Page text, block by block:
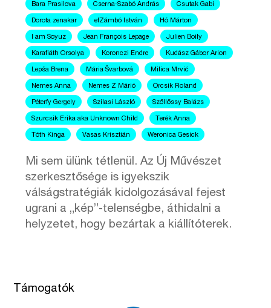
Bara Prasilova Cserna-Szabó András Csutak Gabi
Dorota zenakar efZámbó István Hó Márton
I am Soyuz Jean François Lepage Julien Boily
Karafiáth Orsolya Koronczi Endre Kudász Gábor Arion
Lepša Brena Mária Švarbová Milica Mrvić
Nemes Anna Nemes Z Márió Orcsik Roland
Péterfy Gergely Szilasi László Szőllőssy Balázs
Szurcsik Erika aka Unknown Child Terék Anna
Tóth Kinga Vasas Krisztián Weronica Gesick
Mi sem ülünk tétlenül. Az Új Művészet
szerkesztősége is igyekszik
válságstratégiák kidolgozásával fejest
ugrani a „kép”-telenségbe, áthidalni a
helyzetet, hogy bezártak a kiállítóterek.
Támogatók